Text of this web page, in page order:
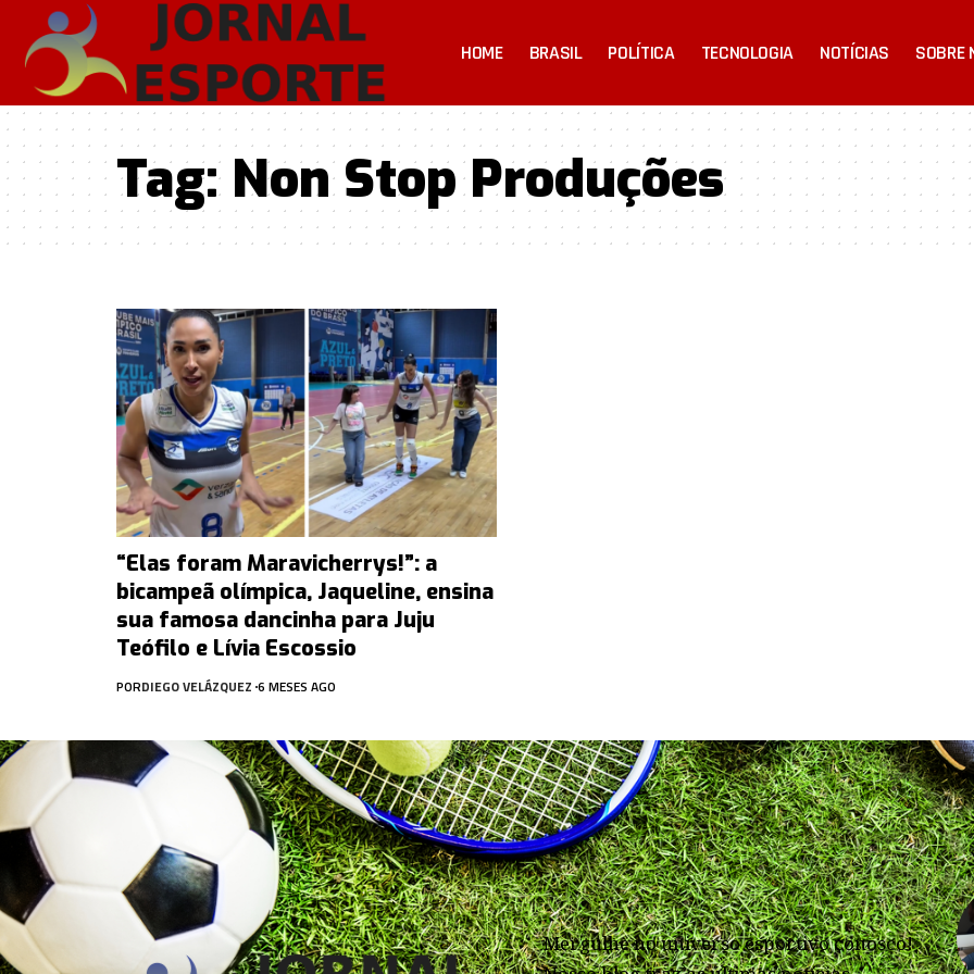
HOME BRASIL POLÍTICA TECNOLOGIA NOTÍCIAS SOBRE
Tag: Non Stop Produções
“Elas foram Maravicherrys!”: a
bicampeã olímpica, Jaqueline, ensina
sua famosa dancinha para Juju
Teófilo e Lívia Escossio
PORDIEGO VELÁZQUEZ 6 MESES AGO
Mergulhe no universo esportivo conosco!